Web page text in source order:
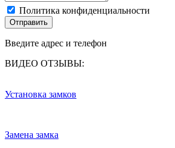
Политика конфиденциальности
Отправить
Введите адрес и телефон
ВИДЕО ОТЗЫВЫ:
Установка замков
Замена замка